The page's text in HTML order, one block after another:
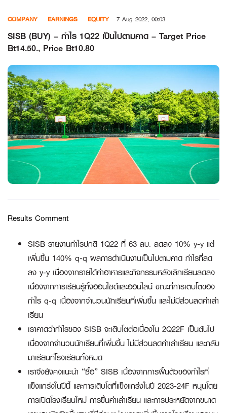
content
COMPANY EARNINGS EQUITY 7 Aug 2022, 00:03
SISB (BUY) – กำไร 1Q22 เป็นไปตามคาด – Target Price
Bt14.50., Price Bt10.80
Results Comment
SISB รายงานกำไรปกติ 1Q22 ที่ 63 ลบ. ลดลง 10% y-y แต่
เพิ่มขึ้น 140% q-q ผลการดำเนินงานเป็นไปตามคาด กำไรที่ลด
ลง y-y เนื่องจากรายได้ค่าอาหารและกิจกรรมหลังเลิกเรียนลดลง
เนื่องจากการเรียนรู้ทั้งออนไซด์และออนไลน์ ขณะที่การเติบโตของ
กำไร q-q เนื่องจากจำนวนนักเรียนที่เพิ่มขึ้น และไม่มีส่วนลดค่าเล่า
เรียน
เราคาดว่ากำไรของ SISB จะเติบโตต่อเนื่องใน 2Q22F เป็นต้นไป
เนื่องจากจำนวนนักเรียนที่เพิ่มขึ้น ไม่มีส่วนลดค่าเล่าเรียน และกลับ
มาเรียนที่โรงเรียนทั้งหมด
เราจึงยังคงแนะนำ “ซื้อ” SISB เนื่องจากการฟื้นตัวของกำไรที่
แข็งแกร่งในปีนี้ และการเติบโตที่แข็งแกร่งในปี 2023-24F หนุนโดย
การเปิดโรงเรียนใหม่ การขึ้นค่าเล่าเรียน และการประหยัดจากขนาด